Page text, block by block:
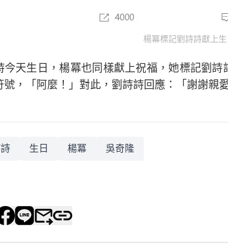
楊冪標記劉詩詩獻上
今天生日，楊冪也同樣獻上祝福，她標記劉
號，「阿麼！」對此，劉詩詩回應：「謝謝親
生日 楊冪 吳奇隆